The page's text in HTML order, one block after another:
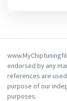
endorsed by any
references are
purpose of our
purposes.